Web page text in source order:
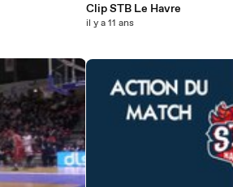
Clip STB Le Havre
il y a 11 ans